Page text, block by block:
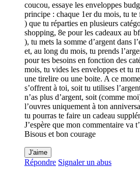
coucou, essaye les enveloppes
principe : chaque 1er du mois, tu
) que tu réparties en plusieurs
shopping, 8e pour les cadeaux au
), tu mets la somme d’argent dans
et, au long du mois, tu prends
pour tes besoins en fonction des
mois, tu vides les enveloppes et tu
une tirelire ou une boite. A ce
s’offrent à toi, soit tu utilises
n’as plus d’argent, soit (comme
l’ouvres uniquement à ton
tu pourras te faire un cadeau
J’espère que mon commentaire va
Bisous et bon courage
J'aime
Répondre Signaler un abus